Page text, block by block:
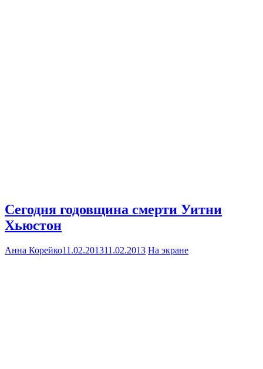
Сегодня годовщина смерти Уитни
Хьюстон
Анна Корейко11.02.201311.02.2013 На экране